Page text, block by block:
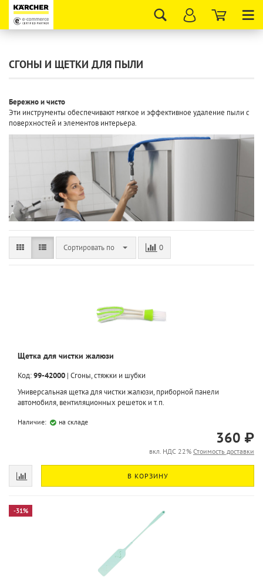
СГОНЫ И ЩЕТКИ ДЛЯ ПЫЛИ
Бережно и чисто
Эти инструменты обеспечивают мягкое и эффективное удаление пыли с
поверхностей и элементов интерьера.
Сортировать по 0
Щетка для чистки жалюзи
Код:99-42000 | Сгоны, стяжки и шубки
Универсальная щетка для чистки жалюзи, приборной панели
автомобиля, вентиляционных решеток и т.п.
Наличие: на складе
360 ₽
вкл. НДС 22% Стоимость доставки
В КОРЗИНУ
-31%